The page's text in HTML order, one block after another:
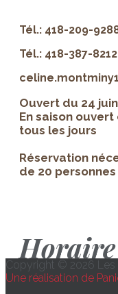
Tél.: 418-209-
Tél.: 418-387-8212
Ouvert du 24
En saison
tous les jours
Réservation
de 20
Horaire
Copyright © 2026 Les
Une réalisation de